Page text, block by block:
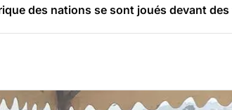
des nations se sont joués devant